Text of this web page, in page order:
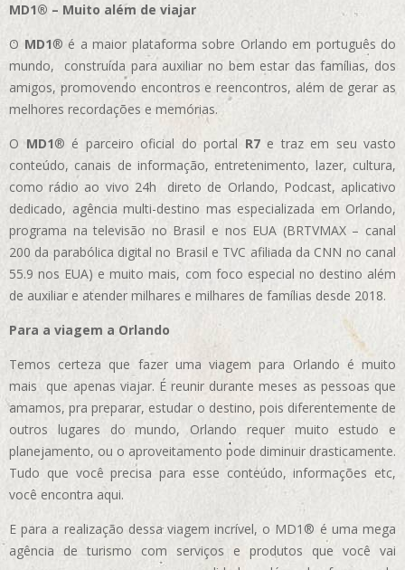
MD1® – Muito além de viajar
O MD1® é a maior plataforma sobre Orlando em português do
mundo, construída para auxiliar no bem estar das famílias, dos
amigos, promovendo encontros e reencontros, além de gerar as
melhores recordações e memórias.
OMD1® é parceiro oficial do portal R7e traz em seu vasto
conteúdo, canais de informação, entretenimento, lazer, cultura,
como rádio ao vivo 24h direto de Orlando, Podcast, aplicativo
dedicado, agência multi-destino mas especializada em Orlando,
programa na televisão no Brasil e nos EUA (BRTVMAX – canal
200 da parabólica digital no Brasil e TVC afiliada da CNN no canal
55.9 nos EUA) e muito mais, com foco especial no destino além
de auxiliar e atender milhares e milhares de famílias desde 2018.
Para a viagem a Orlando
Temos certeza que fazer uma viagem para Orlando é muito
mais que apenas viajar. É reunir durante meses as pessoas que
amamos, pra preparar, estudar o destino, pois diferentemente de
outros lugares do mundo, Orlando requer muito estudo e
planejamento, ou o aproveitamento pode diminuir drasticamente.
Tudo que você precisa para esse conteúdo, informações etc,
você encontra aqui.
E para a realização dessa viagem incrível, o MD1® é uma mega
agência de turismo com serviços e produtos que você vai